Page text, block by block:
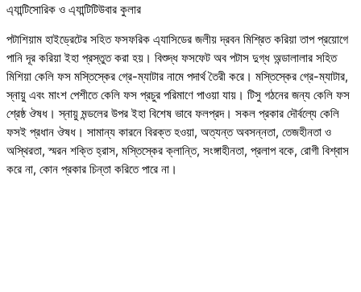
এ্যান্টিসোরিক ও এ্যান্টিটিউবার কুলার
পটাশিয়াম হাইড্রেটের সহিত ফসফরিক এ্যাসিডের জলীয় দ্রবন মিশ্রিত করিয়া তাপ প্রয়োগে
পানি দূর করিয়া ইহা প্রস্তুত করা হয়। বিশুদ্ধ ফসফেট অব পটাস দুগ্ধ অন্ডালালার সহিত
মিশিয়া কেলি ফস মস্তিস্কের গ্রে-ম্যাটার নামে পদার্থ তৈরী করে। মস্তিস্কের গ্রে-ম্যাটার,
স্নায়ু এবং মাংশ পেশীতে কেলি ফস প্রচুর পরিমাণে পাওয়া যায়। টিসু গঠনের জন্য কেলি ফস
শ্রেষ্ঠ ঔষধ। স্নায়ু মন্ডলের উপর ইহা বিশেষ ভাবে ফলপ্রদ। সকল প্রকার দৌর্বল্যে কেলি
ফসই প্রধান ঔষধ। সামান্য কারনে বিরক্ত হওয়া, অত্যন্ত অবসন্নতা, তেজহীনতা ও
অস্থিরতা, স্মরন শক্তি হ্রাস, মস্তিস্কের ক্লান্তি, সংঙ্গাহীনতা, প্রলাপ বকে, রোগী বিশ্বাস
করে না, কোন প্রকার চিন্তা করিতে পারে না।